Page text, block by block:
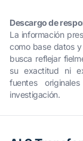
Descargo de
La información
como base datos
busca reflejar
su exactitud ni
fuentes
investigación.